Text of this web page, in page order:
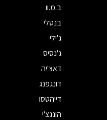
ב.מ.וו
בנטלי
ג'ילי
ג'נסיס
דאצ'יה
דונגפנג
דייהטסו
הונגצ'י